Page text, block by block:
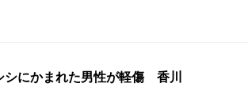
シにかまれた男性が軽傷 香川